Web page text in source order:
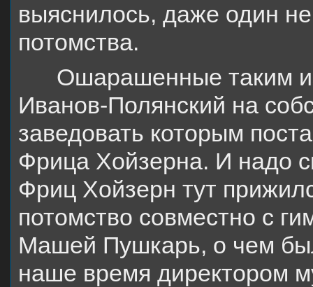
выяснилось, даже один
потомства.
Ошарашенные таким
Иванов-Полянский на
заведовать которым
Фрица Хойзерна. И надо
Фриц Хойзерн тут
потомство совместно с
Машей Пушкарь, о чем
наше время директором